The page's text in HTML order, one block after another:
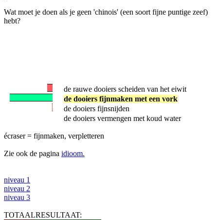
Wat moet je doen als je geen 'chinois' (een soort fijne puntige zeef)
hebt?
de rauwe dooiers scheiden van het eiwit
de dooiers fijnmaken met een vork
de dooiers fijnsnijden
de dooiers vermengen met koud water
écraser = fijnmaken, verpletteren
Zie ook de pagina idioom.
niveau 1
niveau 2
niveau 3
TOTAALRESULTAAT: